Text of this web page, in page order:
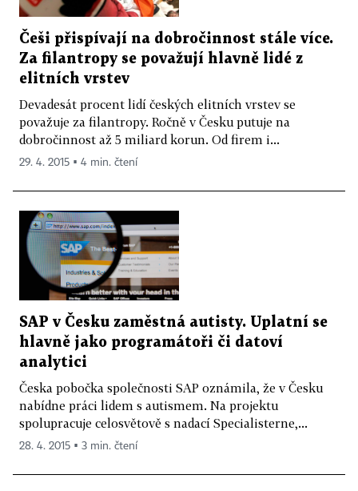
Češi přispívají na dobročinnost stále více.
Za filantropy se považují hlavně lidé z
elitních vrstev
Devadesát procent lidí českých elitních vrstev se
považuje za filantropy. Ročně v Česku putuje na
dobročinnost až 5 miliard korun. Od firem i...
29. 4. 2015 ▪ 4 min. čtení
SAP v Česku zaměstná autisty. Uplatní se
hlavně jako programátoři či datoví
analytici
Česka pobočka společnosti SAP oznámila, že v Česku
nabídne práci lidem s autismem. Na projektu
spolupracuje celosvětově s nadací Specialisterne,...
28. 4. 2015 ▪ 3 min. čtení